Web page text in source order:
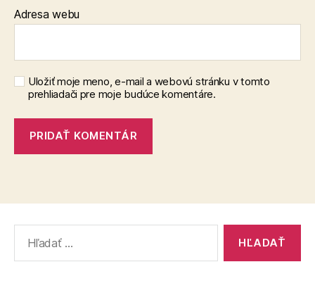
Adresa webu
Uložiť moje meno, e-mail a webovú stránku v tomto
prehliadači pre moje budúce komentáre.